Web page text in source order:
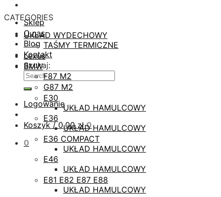
Sklep
O nas
Blog
Kontakt
Szukaj:
Logowanie
Koszyk /0,00zł 0
0
CATEGORIES
UKŁAD WYDECHOWY
TAŚMY TERMICZNE
Lexus
BMW
F87 M2
G87 M2
E30
UKŁAD HAMULCOWY
E36
UKŁAD HAMULCOWY
E36 COMPACT
UKŁAD HAMULCOWY
E46
UKŁAD HAMULCOWY
E81 E82 E87 E88
UKŁAD HAMULCOWY